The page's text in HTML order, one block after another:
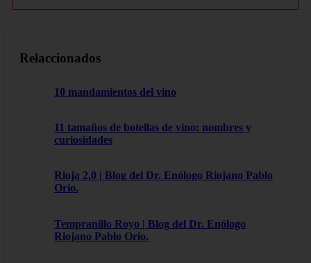
Relaccionados
10 mandamientos del vino
11 tamaños de botellas de vino: nombres y
curiosidades
Rioja 2.0 | Blog del Dr. Enólogo Riojano Pablo
Orio.
Tempranillo Royo | Blog del Dr. Enólogo
Riojano Pablo Orio.